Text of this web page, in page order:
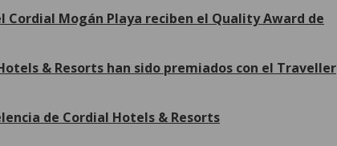
Cordial Mogán Playa reciben el Quality Award de
& Resorts han sido premiados con el Traveller
de Cordial Hotels & Resorts